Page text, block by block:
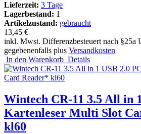
Lieferzeit: 3 Tage
Lagerbestand: 1
Artikelzustand: gebraucht
13,45 €
inkl. Mwst. Differenzbesteuert nach §25a
gegebenenfalls plus Versandkosten
In den Warenkorb Details
Wintech CR-11 3.5 All in
Kartenleser Multi Slot
kl60